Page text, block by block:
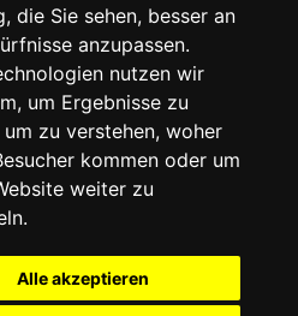
die Sie sehen, besser an
anzupassen.
nutzen wir
um Ergebnisse zu
um zu verstehen, woher
kommen oder um
weiter zu
Alle akzeptieren